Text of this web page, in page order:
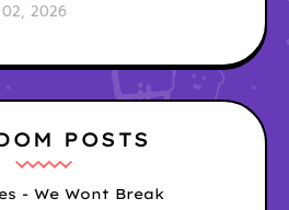
2026
POSTS
- We Wont Break